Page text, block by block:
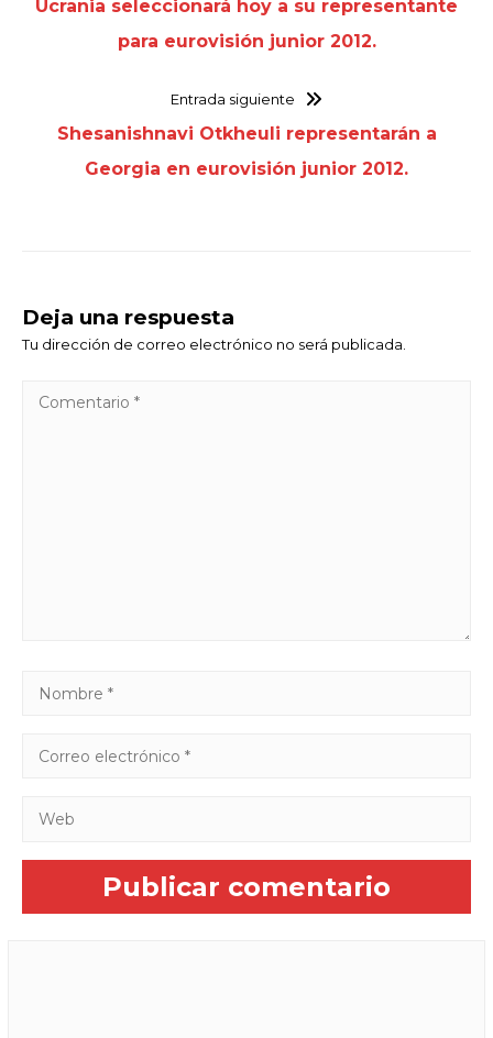
Ucrania seleccionará hoy a su representante
para eurovisión junior 2012.
Entrada siguiente
Shesanishnavi Otkheuli representarán a
Georgia en eurovisión junior 2012.
Deja una respuesta
Tu dirección de correo electrónico no será publicada.